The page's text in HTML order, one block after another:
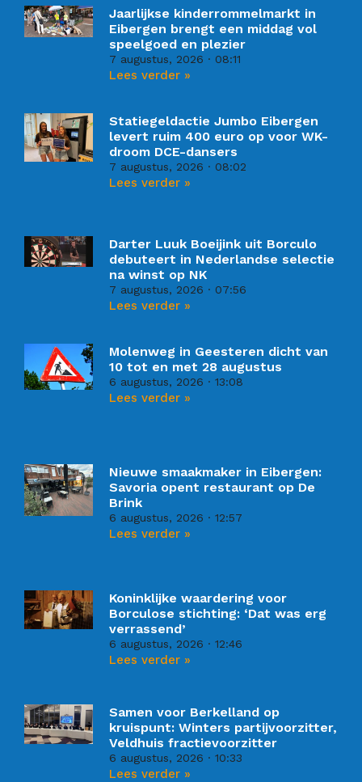
Jaarlijkse kinderrommelmarkt in
Eibergen brengt een middag vol
speelgoed en plezier
7 augustus, 2026 08:11
Lees verder »
Statiegeldactie Jumbo Eibergen
levert ruim 400 euro op voor WK-
droom DCE-dansers
7 augustus, 2026 08:02
Lees verder »
Darter Luuk Boeijink uit Borculo
debuteert in Nederlandse selectie
na winst op NK
7 augustus, 2026 07:56
Lees verder »
Molenweg in Geesteren dicht van
10 tot en met 28 augustus
6 augustus, 2026 13:08
Lees verder »
Nieuwe smaakmaker in Eibergen:
Savoria opent restaurant op De
Brink
6 augustus, 2026 12:57
Lees verder »
Koninklijke waardering voor
Borculose stichting: ‘Dat was erg
verrassend’
6 augustus, 2026 12:46
Lees verder »
Samen voor Berkelland op
kruispunt: Winters partijvoorzitter,
Veldhuis fractievoorzitter
6 augustus, 2026 10:33
Lees verder »